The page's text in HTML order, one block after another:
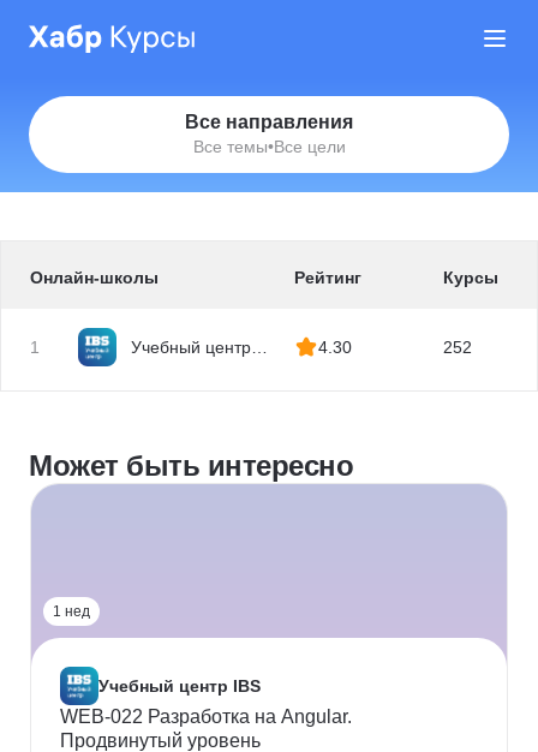
Все направления
Все темы•Все цели
Онлайн-школы Рейтинг Курсы
1
Учебный центр
4.30 252
Может быть интересно
1 нед
Учебный центр IBS
WEB-022 Разработка на Angular.
Продвинутый уровень